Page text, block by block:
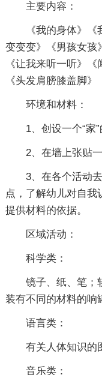
主要内容：
《我的身体》
变变变》《男孩女孩
《让我来听一听》
《头发肩膀膝盖脚》
环境和材料：
1、创设一个“家”
2、在墙上张贴
3、在各个活动
点，了解幼儿对自我
提供材料的依据。
区域活动：
科学类：
镜子、纸、笔；
装有不同的材料的响
语言类：
有关人体知识的
音乐类：